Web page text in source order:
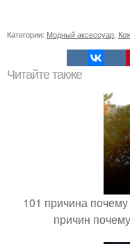
Категории: Модный аксессуар
Читайте также
101 причина
причин